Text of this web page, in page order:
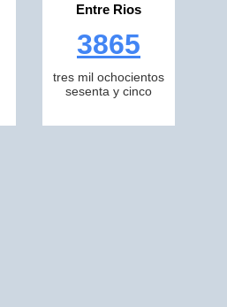
Entre Rios
3865
tres mil ochocientos
sesenta y cinco